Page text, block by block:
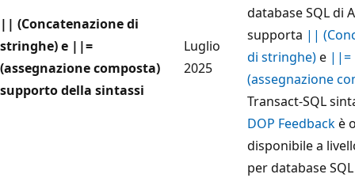
|| (Concatenazione di
stringhe) e ||=
(assegnazione composta)
supporto della sintassi
Luglio
2025
database SQL di
supporta ||
di stringhe)e ||=
(assegnazione
Transact-SQL
DOP Feedbackè
disponibile a
per database